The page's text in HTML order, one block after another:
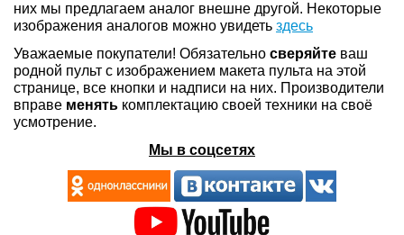
них мы предлагаем аналог внешне другой. Некоторые
изображения аналогов можно увидеть здесь
Уважаемые покупатели! Обязательно сверяйте ваш
родной пульт с изображением макета пульта на этой
странице, все кнопки и надписи на них. Производители
вправе менять комплектацию своей техники на своё
усмотрение.
Мы в соцсетях